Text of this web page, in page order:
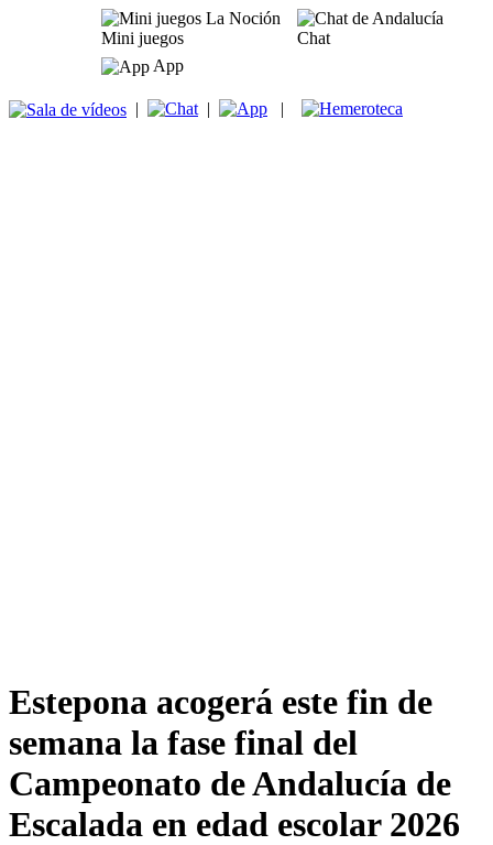
Mini juegos
Chat
App
| | |
Estepona acogerá este fin de
semana la fase final del
Campeonato de Andalucía de
Escalada en edad escolar 2026